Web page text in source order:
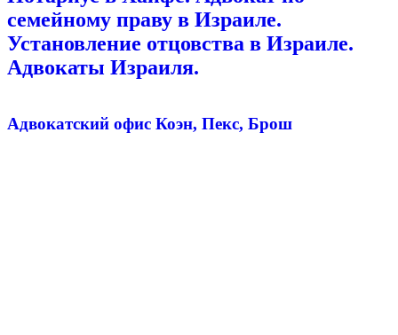
семейному праву в Израиле.
Установление отцовства в Израиле.
Адвокаты Израиля.
Адвокатский офис Коэн, Пекс, Брош